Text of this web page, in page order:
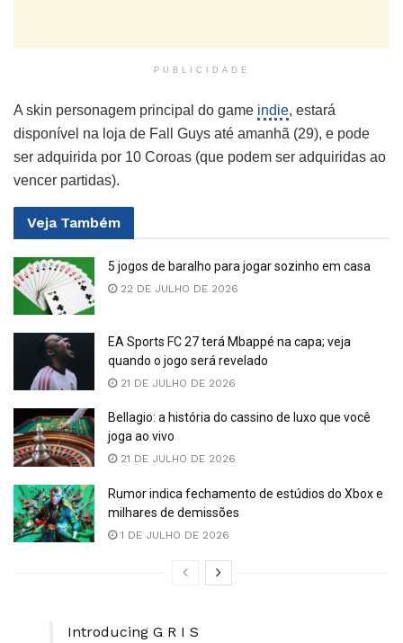
PUBLICIDADE
A skin personagem principal do game indie, estará
disponível na loja de Fall Guys até amanhã (29), e pode
ser adquirida por 10 Coroas (que podem ser adquiridas ao
vencer partidas).
Veja Também
5 jogos de baralho para jogar sozinho em casa
22 DE JULHO DE 2026
EA Sports FC 27 terá Mbappé na capa; veja
quando o jogo será revelado
21 DE JULHO DE 2026
Bellagio: a história do cassino de luxo que você
joga ao vivo
21 DE JULHO DE 2026
Rumor indica fechamento de estúdios do Xbox e
milhares de demissões
1 DE JULHO DE 2026
Introducing G R I S